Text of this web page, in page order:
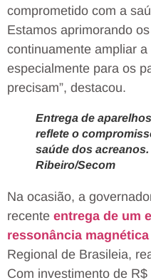
comprometido com a
Estamos aprimorando
continuamente ampliar
especialmente para os
precisam”, destacou.
Entrega de
reflete o
saúde dos
Ribeiro/Secom
Na ocasião, a
recente entrega de um
ressonância magnética
Regional de Brasileia,
Com investimento de